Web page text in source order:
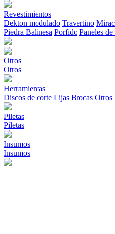
Revestimientos
Dekton modulado Travertino
Piedra Balinesa Porfido Paneles de
Otros
Otros
Herramientas
Discos de corte Lijas Brocas Otros
Piletas
Piletas
Insumos
Insumos